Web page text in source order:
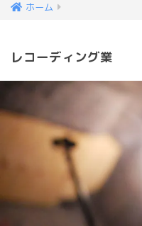
ホーム
レコーディング業